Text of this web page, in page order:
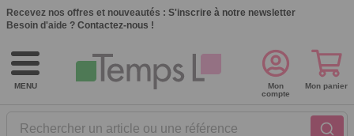
Recevez nos offres et nouveautés : S'inscrire à notre newsletter
Besoin d'aide ? Contactez-nous !
MENU
Rechercher un article ou une référence
Mon
compte
Mon panier